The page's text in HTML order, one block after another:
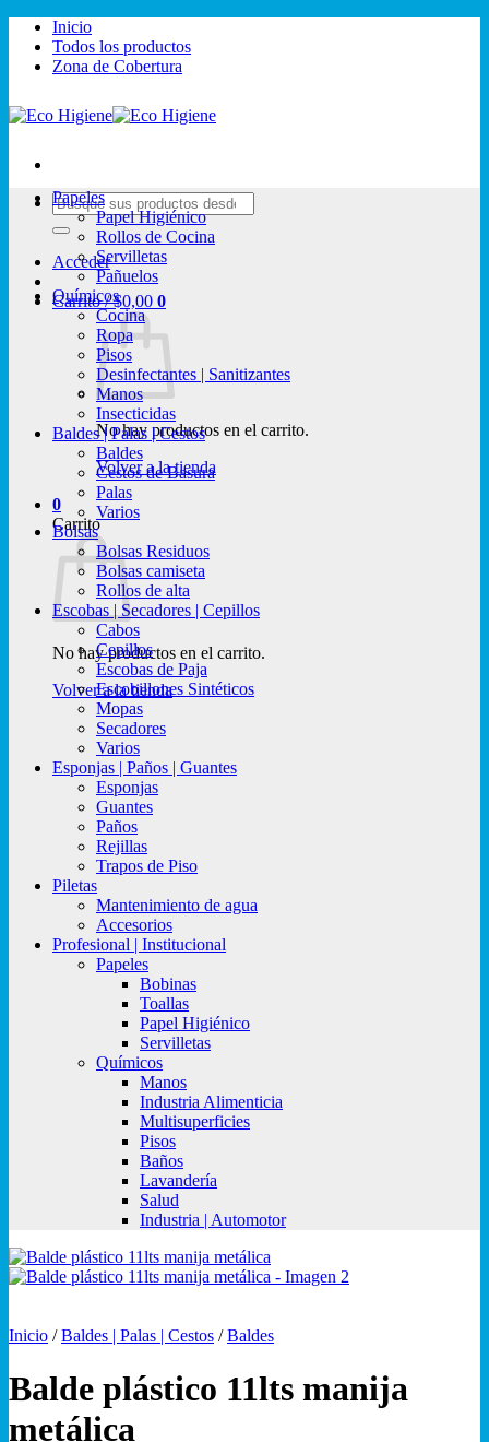
Saltar
contenido
Inicio
Todos los productos
Zona de Cobertura
Buscar
por:
Acceder
Carrito /$0,00 0
No hay productos en el carrito.
Volver a la tienda
0
Carrito
No hay productos en el carrito.
Volver a la tienda
Papeles
Papel Higiénico
Rollos de Cocina
Servilletas
Pañuelos
Químicos
Cocina
Ropa
Pisos
Desinfectantes | Sanitizantes
Manos
Insecticidas
Baldes | Palas | Cestos
Baldes
Cestos de Basura
Palas
Varios
Bolsas
Bolsas Residuos
Bolsas camiseta
Rollos de alta
Escobas | Secadores | Cepillos
Cabos
Cepillos
Escobas de Paja
Escobillones Sintéticos
Mopas
Secadores
Varios
Esponjas | Paños | Guantes
Esponjas
Guantes
Paños
Rejillas
Trapos de Piso
Piletas
Mantenimiento de agua
Accesorios
Profesional | Institucional
Papeles
Bobinas
Toallas
Papel Higiénico
Servilletas
Químicos
Manos
Industria Alimenticia
Multisuperficies
Pisos
Baños
Lavandería
Salud
Industria | Automotor
Inicio / Baldes | Palas | Cestos / Baldes
Balde plástico 11lts manija
metálica